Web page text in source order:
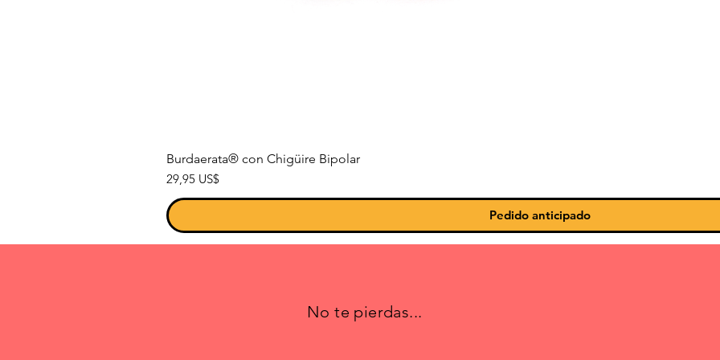
Burdaerata® con Chigüire Bipolar
Precio
29,95 US$
Pedido anticipado
No te pierdas...